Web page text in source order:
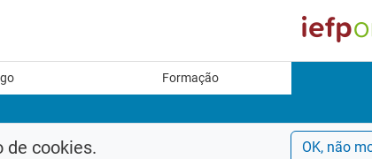
Formação
de cookies. OK, não